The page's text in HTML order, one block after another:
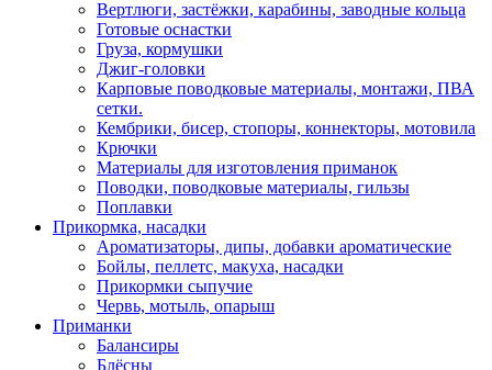
Вертлюги, застёжки, карабины, заводные кольца
Готовые оснастки
Груза, кормушки
Джиг-головки
Карповые поводковые материалы, монтажи, ПВА
сетки.
Кембрики, бисер, стопоры, коннекторы, мотовила
Крючки
Материалы для изготовления приманок
Поводки, поводковые материалы, гильзы
Поплавки
Прикормка, насадки
Ароматизаторы, дипы, добавки ароматические
Бойлы, пеллетс, макуха, насадки
Прикормки сыпучие
Червь, мотыль, опарыш
Приманки
Балансиры
Блёсны